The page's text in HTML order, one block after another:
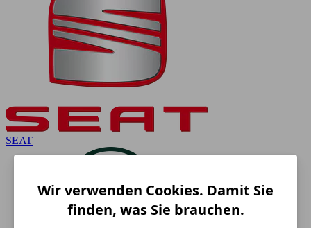
SEAT
Wir verwenden Cookies. Damit Sie
finden, was Sie brauchen.